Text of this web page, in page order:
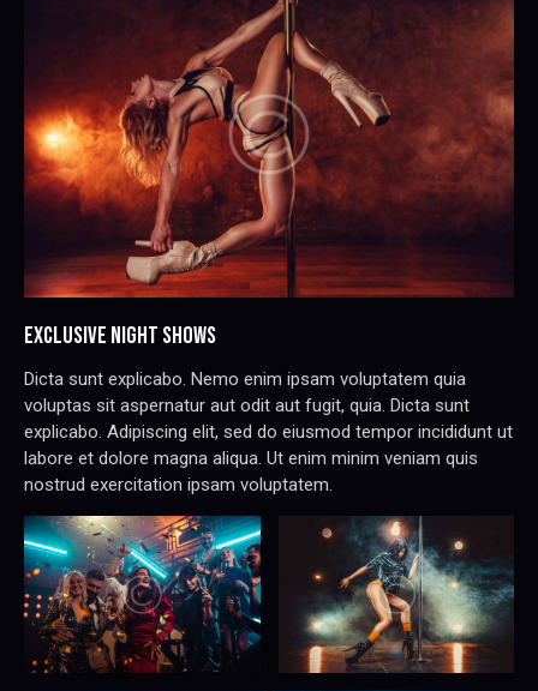
EXCLUSIVE NIGHT SHOWS
Dicta sunt explicabo. Nemo enim ipsam voluptatem quia
voluptas sit aspernatur aut odit aut fugit, quia. Dicta sunt
explicabo. Adipiscing elit, sed do eiusmod tempor incididunt ut
labore et dolore magna aliqua. Ut enim minim veniam quis
nostrud exercitation ipsam voluptatem.